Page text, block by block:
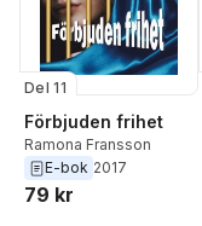
Del 11
Förbjuden frihet
Ramona Fransson
E-bok 2017
79 kr